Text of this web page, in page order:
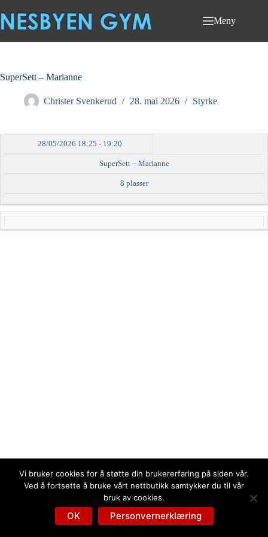
til
innholdet
Meny
SuperSett – Marianne
Christer Svenkerud 28. mai 2026 Styrke
DATO/TID EVENT TILGJENGELIGHET
28/05/2026 18:25 - 19:20
SuperSett – Marianne
8 plasser
Vi bruker cookies for å støtte din brukererfaring på siden vår.
Ved å fortsette å bruke vårt nettbutikk samtykker du til vår
bruk av cookies.
OK Personvernerklæring